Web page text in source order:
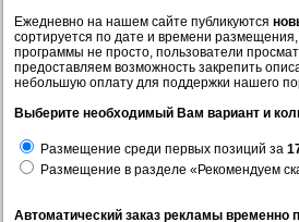
Ежедневно на нашем сайте публикуются
сортируется по дате и времени
программы не просто, пользователи
предоставляем возможность закрепить
небольшую оплату для поддержки нашего
Выберите необходимый Вам вариант и
Размещение среди первых позиций за
Размещение в разделе «Рекомендуем
Автоматический заказ рекламы временно